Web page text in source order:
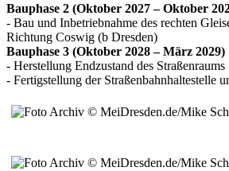
Bauphase 2 (Oktober 2027 – Oktober
- Bau und Inbetriebnahme des rechten
Richtung Coswig (b Dresden)
Bauphase 3 (Oktober 2028 – März 2029)
- Herstellung Endzustand des Straßenraums
- Fertigstellung der Straßenbahnhaltestelle